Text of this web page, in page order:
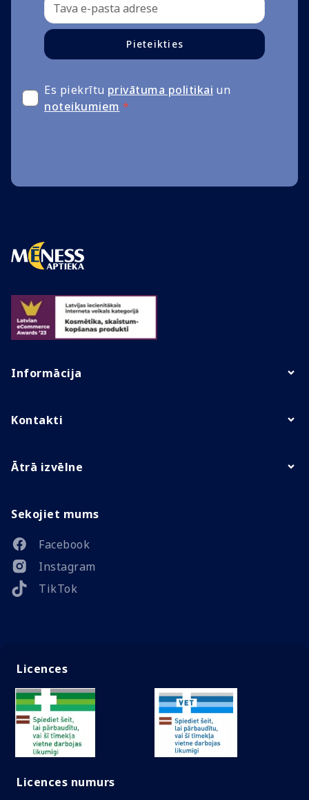
Pieteikties
Es piekrītu privātuma politikai un
noteikumiem *
Informācija
Kontakti
Ātrā izvēlne
Sekojiet mums
Facebook
Instagram
TikTok
Licences
Licences numurs